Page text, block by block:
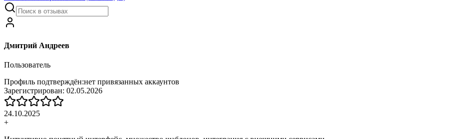
Дмитрий Андреев
Пользователь
Профиль подтверждён:нет привязанных аккаунтов
Зарегистрирован: 02.05.2026
24.10.2025
+